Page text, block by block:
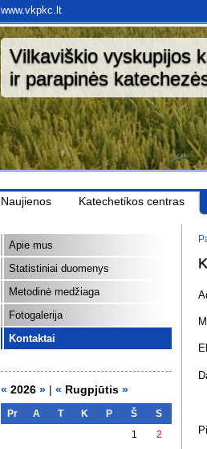
www.vkpkc.lt
Vilkaviškio vyskupijos
ir parapinės
Naujienos Katechetikos centras
Apie mus
Statistiniai duomenys
Metodinė medžiaga
Fotogalerija
Kontaktai
« 2026 » | « Rugpjūtis »
Pr A T K P Š
S
1
2